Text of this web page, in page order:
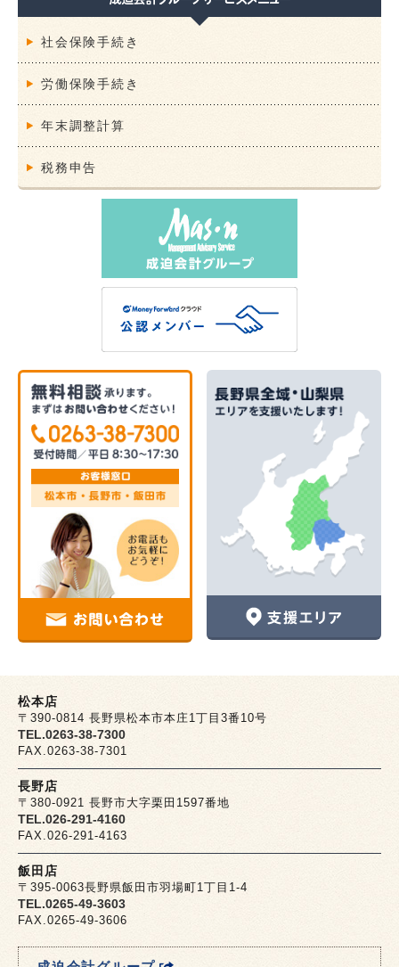
社会保険手続き
労働保険手続き
年末調整計算
税務申告
松本店
〒390-0814 長野県松本市本庄1丁目3番10号
TEL.0263-38-7300
FAX.0263-38-7301
長野店
〒380-0921 長野市大字栗田1597番地
TEL.026-291-4160
FAX.026-291-4163
飯田店
〒395-0063長野県飯田市羽場町1丁目1-4
TEL.0265-49-3603
FAX.0265-49-3606